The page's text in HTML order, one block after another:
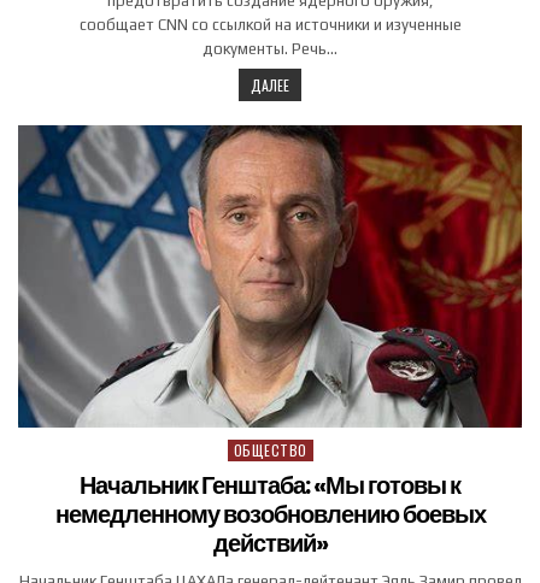
сообщает CNN со ссылкой на источники и изученные
документы. Речь…
ДАЛЕЕ
Posted in
ОБЩЕСТВО
Начальник Генштаба: «Мы готовы к
немедленному возобновлению боевых
действий»